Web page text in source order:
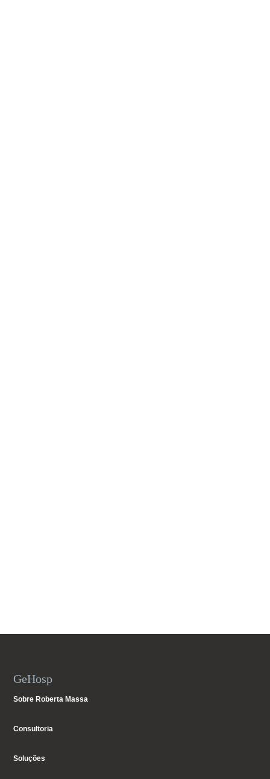
GeHosp
Sobre Roberta Massa
Consultoria
Soluções